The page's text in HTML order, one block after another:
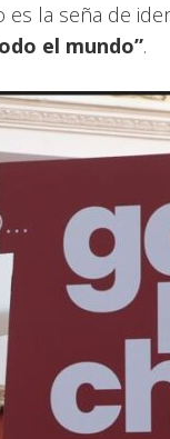
la seña de
el mundo”.